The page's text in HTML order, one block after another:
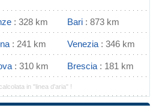
: 328 km Bari : 873 km
: 241 km Venezia : 346 km
: 310 km Brescia : 181 km
in "linea d'aria" !